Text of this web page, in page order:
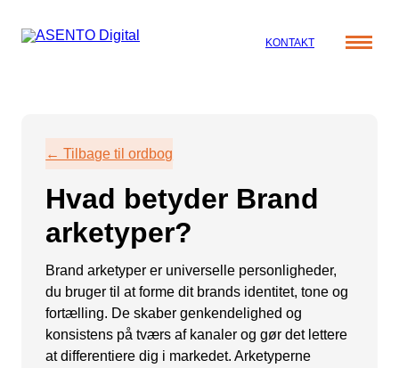
KONTAKT
ORGANIC SEARCH
SEO
GEO
Programmatic SEO
FÅ KORTLAGT DIN AI SYNLIGHED
PAID SOCIAL
Viden
Webinar
Whitepapers
Mød teamet
Nyhedsbrev
← Tilbage til ordbog
Hvad betyder Brand
arketyper?
Brand arketyper er universelle personligheder,
du bruger til at forme dit brands identitet, tone og
fortælling. De skaber genkendelighed og
konsistens på tværs af kanaler og gør det lettere
at differentiere dig i markedet. Arketyperne